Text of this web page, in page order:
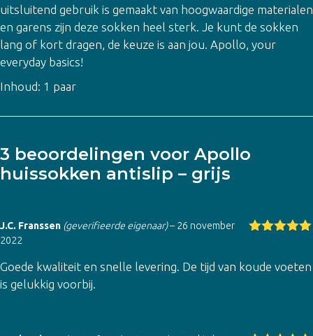
uitsluitend gebruik is gemaakt van hoogwaardige materialen
en garens zijn deze sokken heel sterk. Je kunt de sokken
lang of kort dragen, de keuze is aan jou. Apollo, your
everyday basics!
Inhoud: 1 paar
3 beoordelingen voor Apollo
huissokken antislip – grijs
J.C. Franssen (geverifieerde eigenaar)– 26 november
2022
Goede kwaliteit en snelle levering. De tijd van koude voeten
is gelukkig voorbij.